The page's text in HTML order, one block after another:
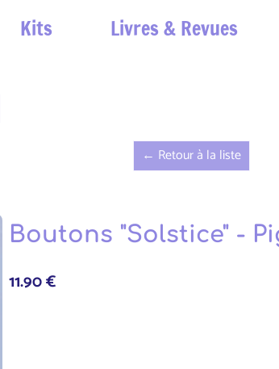
Kits Livres & Revues
← Retour à la liste
Boutons "Solstice" -
11.90 €